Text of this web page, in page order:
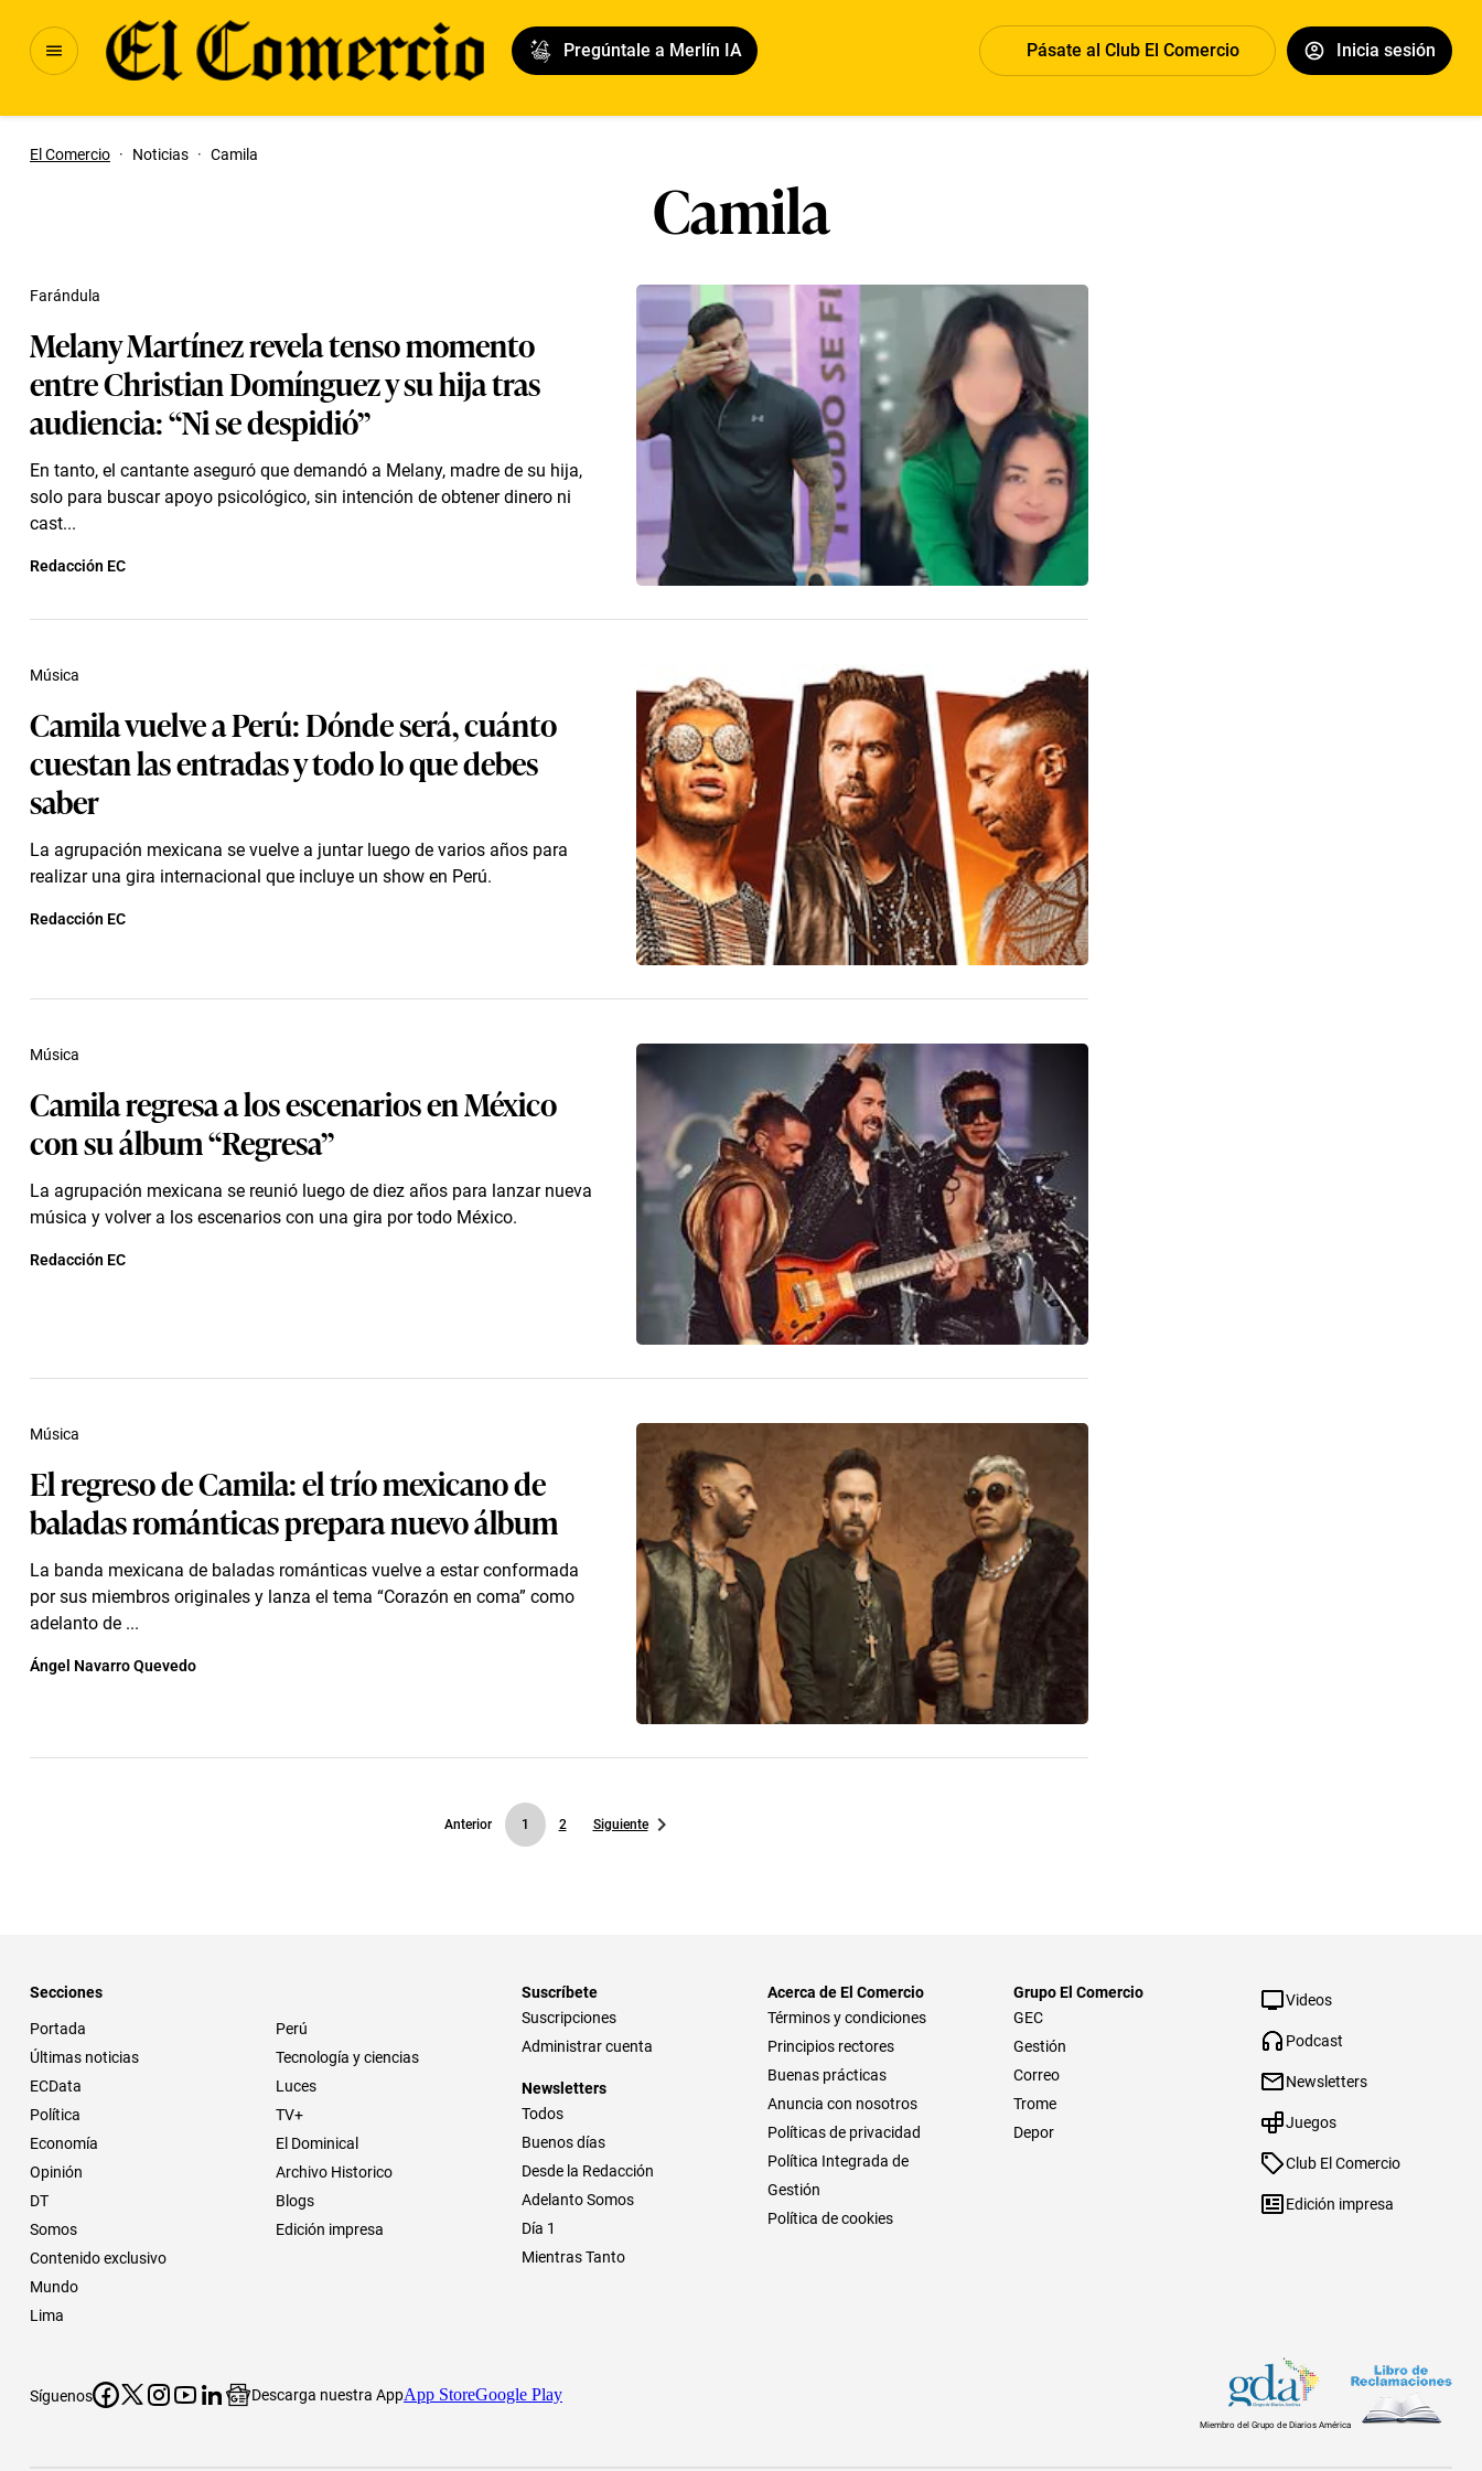
Pregúntale a Merlín IA Pásate al Club El Comercio Inicia sesión
El Comercio · Noticias · Camila
Camila
Melany Martínez revela tenso momento
entre Christian Domínguez y su hija tras
audiencia: “Ni se despidió”
En tanto, el cantante aseguró que demandó a Melany, madre de su hija,
solo para buscar apoyo psicológico, sin intención de obtener dinero ni
cast...
Farándula
Redacción EC
Camila vuelve a Perú: Dónde será, cuánto
cuestan las entradas y todo lo que debes
saber
La agrupación mexicana se vuelve a juntar luego de varios años para
realizar una gira internacional que incluye un show en Perú.
Música
Redacción EC
Camila regresa a los escenarios en México
con su álbum “Regresa”
La agrupación mexicana se reunió luego de diez años para lanzar nueva
música y volver a los escenarios con una gira por todo México.
Música
Redacción EC
El regreso de Camila: el trío mexicano de
baladas románticas prepara nuevo álbum
La banda mexicana de baladas románticas vuelve a estar conformada
por sus miembros originales y lanza el tema “Corazón en coma” como
adelanto de ...
Música
Ángel Navarro Quevedo
Anterior 1 2 Siguiente
Secciones
Portada
Últimas noticias
ECData
Política
Economía
Opinión
DT
Somos
Contenido exclusivo
Mundo
Lima
Perú
Tecnología y ciencias
Luces
TV+
El Dominical
Archivo Historico
Blogs
Edición impresa
Suscríbete
Suscripciones
Administrar cuenta
Newsletters
Todos
Buenos días
Desde la Redacción
Adelanto Somos
Día 1
Mientras Tanto
Acerca de El Comercio
Términos y condiciones
Principios rectores
Buenas prácticas
Anuncia con nosotros
Políticas de privacidad
Política Integrada de
Gestión
Política de cookies
Grupo El Comercio
GEC
Gestión
Correo
Trome
Depor
Videos
Podcast
Newsletters
Juegos
Club El Comercio
Edición impresa
Síguenos Descarga nuestra AppApp StoreGoogle Play
Miembro del Grupo de Diarios América